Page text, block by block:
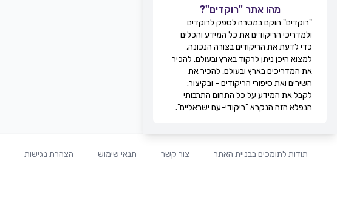
מהו אתר "רוקדים"?
"רוקדים" הוקם במטרה לספק לרוקדים
ולמדריכי הריקודים את כל המידע והכלים
כדי לדעת את הריקודים בצורה הנכונה,
למצוא היכן ניתן לרקוד בארץ ובעולם, להכיר
את המדריכים בארץ ובעולם, להכיר את
השירים ואת סיפורי הריקודים - ובקיצור:
לקבל את המידע על כל התחום התרבותי
הנפלא הזה הנקרא "ריקודי-עם ישראליים".
תודות לתומכים בבניית האתר צור קשר תנאי שימוש הצהרת נגישות